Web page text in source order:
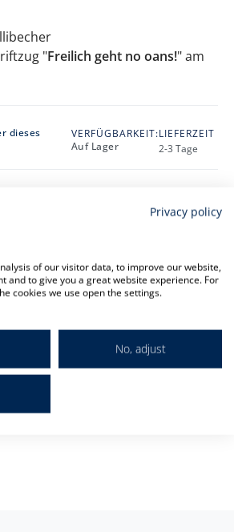
"Freilich geht no oans!" am
dieses
VERFÜGBARKEIT:
Auf Lager
LIEFERZEIT
2-3 Tage
+
Privacy policy
of our visitor data, to improve our website,
and to give you a great website experience. For
cookies we use open the settings.
No, adjust